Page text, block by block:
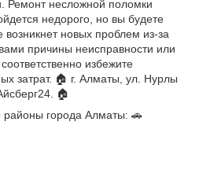
Ремонт несложной поломки
недорого, но вы будете
новых проблем из-за
причины неисправности или
избежите
затрат. 🏠 г. Алматы, ул. Нурлы
🏠
города Алматы: 🚗